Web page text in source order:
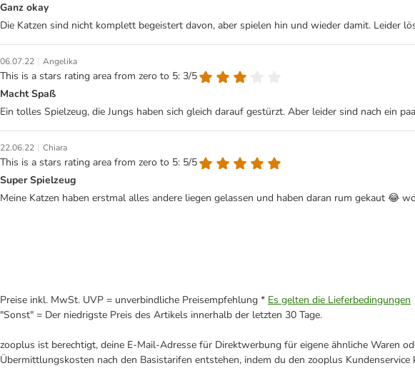
Ganz okay
Die Katzen sind nicht komplett begeistert davon, aber spielen hin und wieder damit. Leider
06.07.22 | Angelika
This is a stars rating area from zero to 5: 3/5
Macht Spaß
Ein tolles Spielzeug, die Jungs haben sich gleich darauf gestürzt. Aber leider sind nach ein
22.06.22 | Chiara
This is a stars rating area from zero to 5: 5/5
Super Spielzeug
Meine Katzen haben erstmal alles andere liegen gelassen und haben daran rum gekaut 😂
Preise inkl. MwSt. UVP = unverbindliche Preisempfehlung * Es gelten die Lieferbedingungen
"Sonst" = Der niedrigste Preis des Artikels innerhalb der letzten 30 Tage.
zooplus ist berechtigt, deine E-Mail-Adresse für Direktwerbung für eigene ähnliche Waren
Übermittlungskosten nach den Basistarifen entstehen, indem du den zooplus